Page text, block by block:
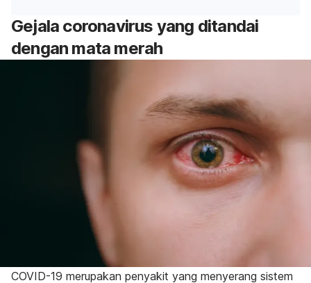
Gejala coronavirus yang ditandai
dengan mata merah
COVID-19 merupakan penyakit yang menyerang sistem